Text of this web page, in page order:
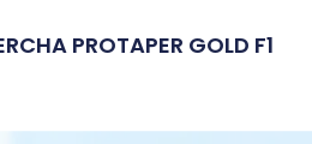
PROTAPER GOLD F1